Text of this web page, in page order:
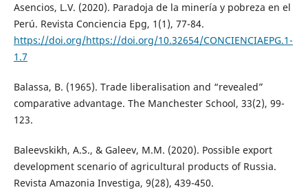
Asencios, L.V. (2020). Paradoja de la minería y pobreza en el
Perú. Revista Conciencia Epg, 1(1), 77-84.
https://doi.org/https://doi.org/10.32654/CONCIENCIAEPG.1-
1.7
Balassa, B. (1965). Trade liberalisation and “revealed”
comparative advantage. The Manchester School, 33(2), 99-
123.
Baleevskikh, A.S., & Galeev, M.M. (2020). Possible export
development scenario of agricultural products of Russia.
Revista Amazonia Investiga, 9(28), 439-450.